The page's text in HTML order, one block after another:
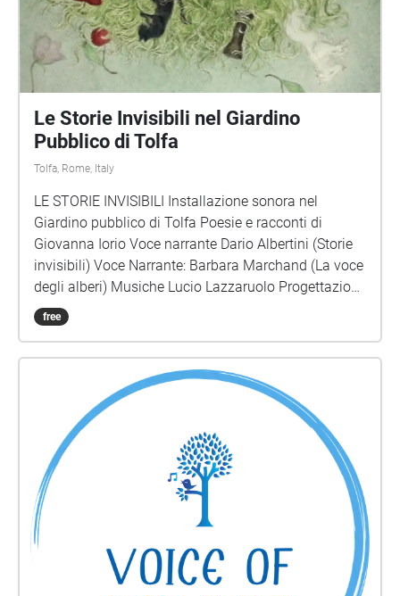
Le Storie Invisibili nel Giardino
Pubblico di Tolfa
Tolfa, Rome, Italy
LE STORIE INVISIBILI Installazione sonora nel
Giardino pubblico di Tolfa Poesie e racconti di
Giovanna Iorio Voce narrante Dario Albertini (Storie
invisibili) Voce Narrante: Barbara Marchand (La voce
degli alberi) Musiche Lucio Lazzaruolo Progettazione
e realizzazione: Giovanna Iorio Progetto culturale
commissionato dal Comune di Tolfa (luglio 2020)
cuore verde di Tolfa. Quindici tappe nel Giardino
pubblico che si trasforma in un libro da sfogliare
immersi nella natura. Le storie invisibili si
nascondono tra i rami degli alberi, nei cespugli, sulle
panchine, dentro i nidi. Basta tendere l'orecchio e
andare a cercarle. "Le storie invisibili non le vede
nessuno. Se provi a scriverle spariscono dalla
pagina. Se provi a disegnarle diventano solo colore.
Certo, direte. Sono invisibili… Eppure le storie che
ascolterete esistono da qualche parte. Sono come
ragnatele che all’improvviso la luce rende visibili tra i
free